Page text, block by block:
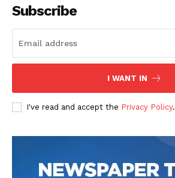
Subscribe
I WANT IN
I've read and accept the Privacy Policy.